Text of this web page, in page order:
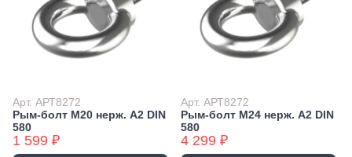
Арт. АРТ8272
Рым-болт М20 нерж. А2 DIN
580
1 599 ₽
Арт. АРТ8272
Рым-болт М24 нерж. А2 DIN
580
4 299 ₽